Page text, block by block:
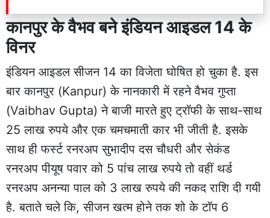
कानपुर के वैभव बने इंडियन आइडल 14 के
विनर
इंडियन आइडल सीजन 14 का विजेता घोषित हो चुका है. इस
बार कानपुर (Kanpur) के नानकारी में रहने वैभव गुप्ता
(Vaibhav Gupta) ने बाजी मारते हुए ट्रॉफी के साथ-साथ
25 लाख रुपये और एक चमचमाती कार भी जीती है. इसके
साथ ही फर्स्ट रनरअप सुभादीप दस चौधरी और सेकंड
रनरअप पीयूष पवार को 5 पांच लाख रुपये तो वहीं थर्ड
रनरअप अनन्या पाल को 3 लाख रुपये की नकद राशि दी गयी
है. बताते चले कि, सीजन खत्म होने तक शो के टॉप 6